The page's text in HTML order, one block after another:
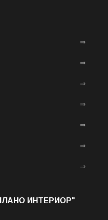
⇒
⇒
⇒
⇒
⇒
⇒
⇒
ИНТЕРИОР"